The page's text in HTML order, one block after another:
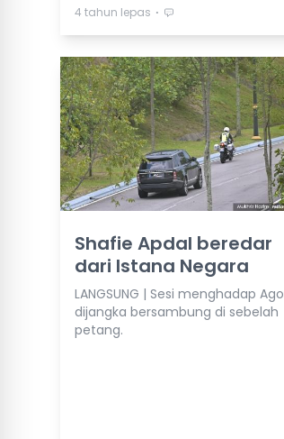
4 tahun lepas ⋅
Shafie Apdal beredar
dari Istana Negara
LANGSUNG | Sesi menghadap
dijangka bersambung di sebelah
petang.